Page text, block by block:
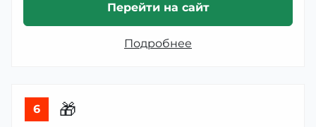
Перейти на сайт
Подробнее
6 🎁